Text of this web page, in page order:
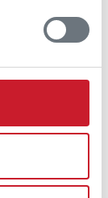
angezeigt